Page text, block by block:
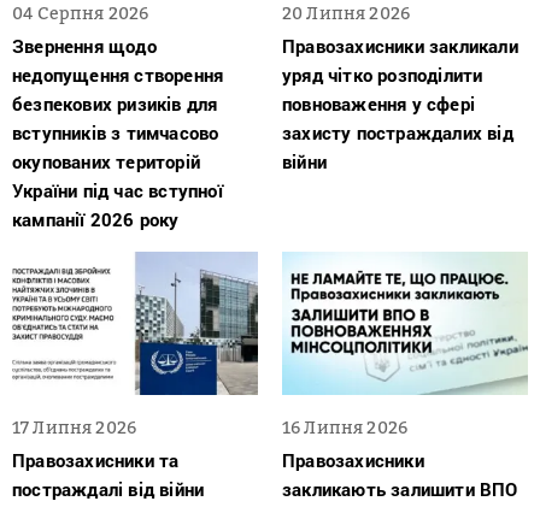
04 Серпня 2026
Звернення щодо
недопущення створення
безпекових ризиків для
вступників з тимчасово
окупованих територій
України під час вступної
кампанії 2026 року
20 Липня 2026
Правозахисники закликали
уряд чітко розподілити
повноваження у сфері
захисту постраждалих від
війни
17 Липня 2026
Правозахисники та
постраждалі від війни
16 Липня 2026
Правозахисники
закликають залишити ВПО